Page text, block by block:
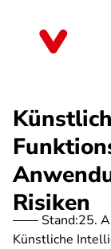
Risiken
Stand:25.
Künstliche